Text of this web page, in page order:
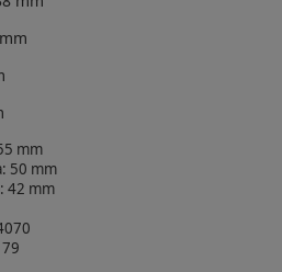
mm
50 mm
42 mm